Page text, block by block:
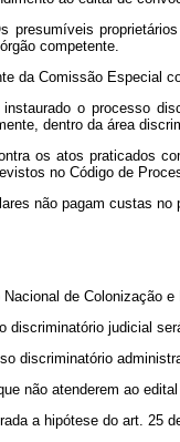
presumíveis
competente.
da Comissão Especial
o processo
dentro da área
os atos praticados
no Código de
não pagam custas
de Colonização
discriminatório judicial
discriminatório
não atenderem ao
a hipótese do art. 25